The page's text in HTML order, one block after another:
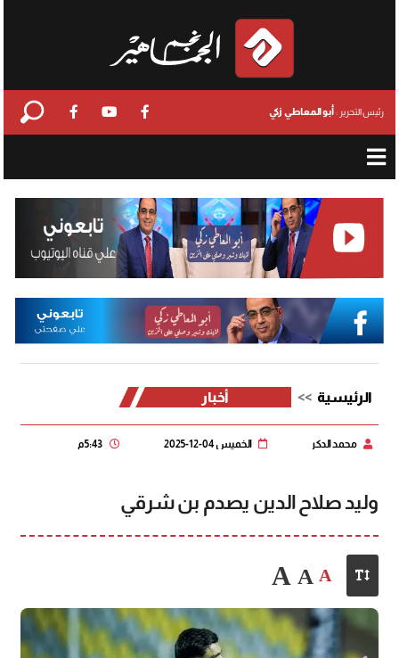
رئيس التحرير : أبو المعاطي زكي
الرئيسية أخبار
محمد الدكر الخميس 04-12-2025 5:43 م
وليد صلاح الدين يصدم بن شرقي
A
A
A